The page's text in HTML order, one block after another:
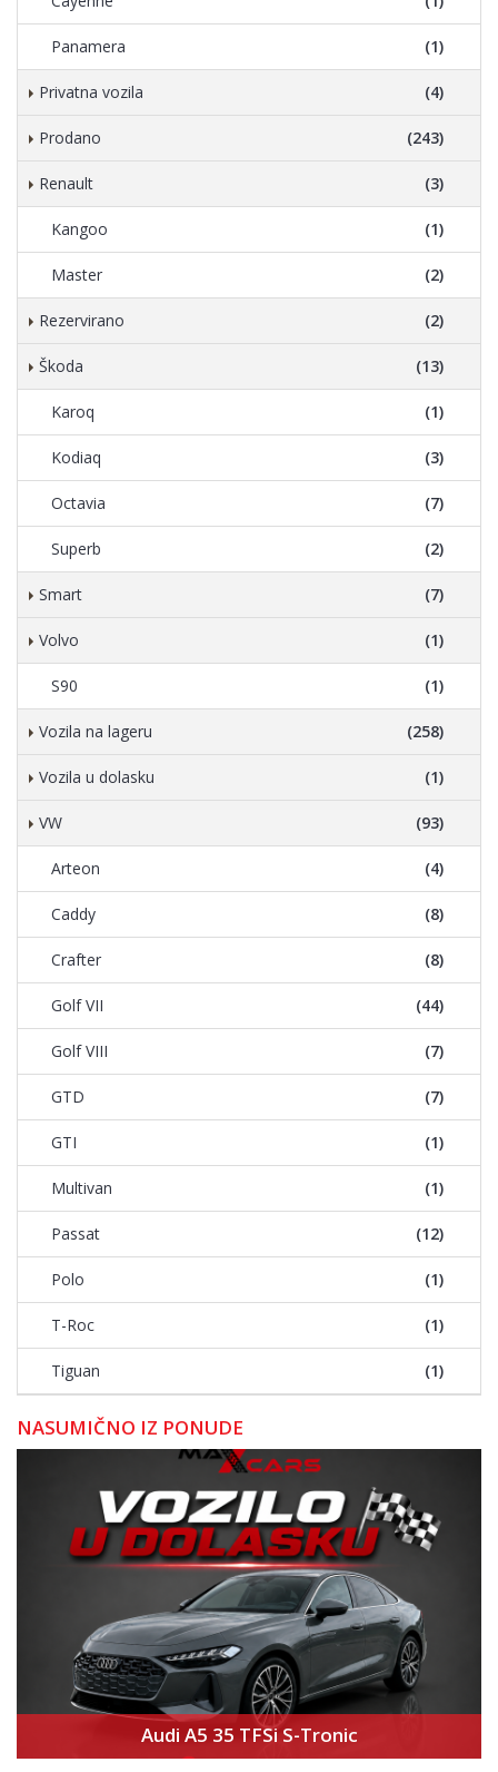
Panamera (1)
Privatna vozila (4)
Prodano (243)
Renault (3)
Kangoo (1)
Master (2)
Rezervirano (2)
Škoda (13)
Karoq (1)
Kodiaq (3)
Octavia (7)
Superb (2)
Smart (7)
Volvo (1)
S90 (1)
Vozila na lageru (258)
Vozila u dolasku (1)
VW (93)
Arteon (4)
Caddy (8)
Crafter (8)
Golf VII (44)
Golf VIII (7)
GTD (7)
GTI (1)
Multivan (1)
Passat (12)
Polo (1)
T-Roc (1)
Tiguan (1)
NASUMIČNO IZ PONUDE
Audi A5 35 TFSi S-Tronic